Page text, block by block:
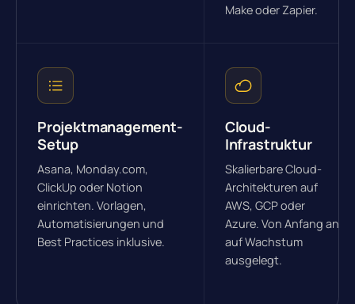
Make oder Zapier.
Projektmanagement-
Setup
Asana, Monday.com,
ClickUp oder Notion
einrichten. Vorlagen,
Automatisierungen und
Best Practices inklusive.
Cloud-
Infrastruktur
Skalierbare Cloud-
Architekturen auf
AWS, GCP oder
Azure. Von Anfang an
auf Wachstum
ausgelegt.